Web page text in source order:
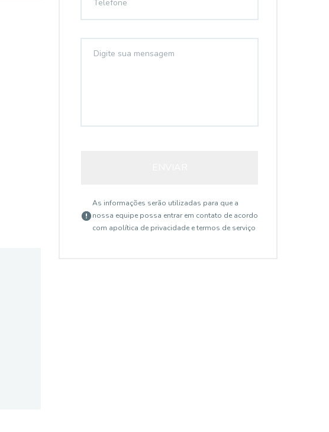
As informações serão utilizadas para que a
nossa equipe possa entrar em contato de acordo
com apolítica de privacidade e termos de serviço